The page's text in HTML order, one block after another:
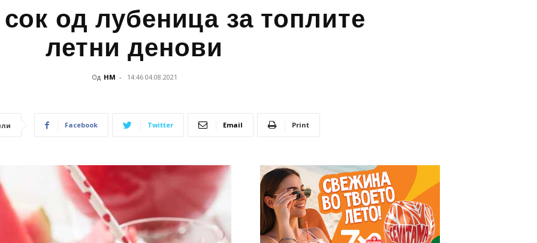
од лубеница за топлите
летни денови
Од НМ - 14:46 04.08.2021
Facebook Twitter Email Print